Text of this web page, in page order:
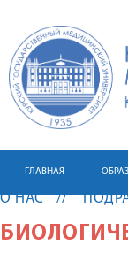
ГЛАВНАЯ
О НАС